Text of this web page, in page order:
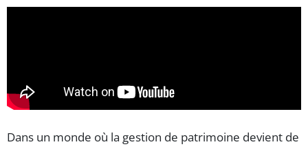
Dans un monde où la gestion de patrimoine devient de